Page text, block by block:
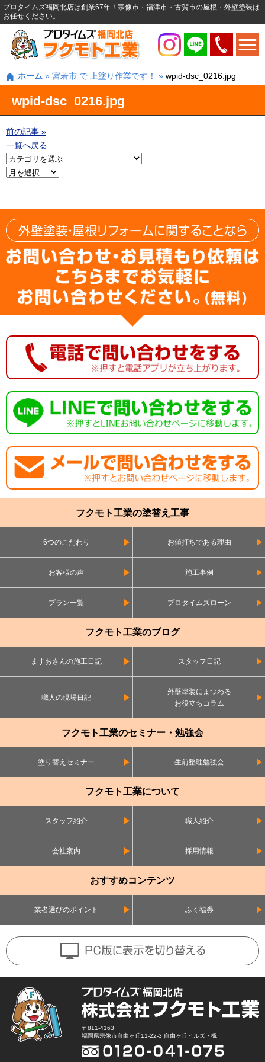
プロタイムズ福岡北店は創業67年！宗像市・福津市・古賀市の屋根・外壁塗装は
お任せください。
ホーム » 宮若市 で 上塗り作業です！ » wpid-dsc_0216.jpg
wpid-dsc_0216.jpg
前の記事 »
一覧へ戻る
フクモト工業の塗替え工事
6つのこだわり お値打ちである理由
お客様の声 施工事例
プラン一覧 プロタイムズローン
フクモト工業のブログ
ますおさんの施工日記 スタッフ日記
職人の現場日記
外壁塗装にまつわる
お役立ちコラム
フクモト工業のセミナー・勉強会
塗り替えセミナー 生前整理勉強会
フクモト工業について
スタッフ紹介 職人紹介
会社案内 採用情報
おすすめコンテンツ
業者選びのポイント ふく福券
〒811-4163
福岡県宗像市自由ヶ丘11-22-3 自由ヶ丘ヒルズ・楓